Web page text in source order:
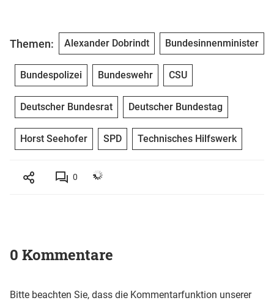
Themen: Alexander Dobrindt Bundesinnenminister
Bundespolizei Bundeswehr CSU
Deutscher Bundesrat Deutscher Bundestag
Horst Seehofer SPD Technisches Hilfswerk
0
0 Kommentare
Bitte beachten Sie, dass die Kommentarfunktion unserer